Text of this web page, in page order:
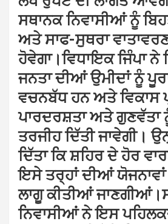
ਸਥਾਨਕ ਨਿਵਾਸੀਆਂ ਨੂੰ
ਅਤੇ ਸਾਫ-ਸੁਥਰਾ
ਹੋਵੇਗਾ।ਵਿਧਾਇਕ ਜਿੰਪਾ ਨੇ
ਜਨਤਾ ਦੀਆਂ ਉਮੀਦਾਂ ਨੂੰ
ਵਚਨਬੱਧ ਹਨ ਅਤੇ ਵਿਕਾਸ
ਪਾਰਦਰਸ਼ਤਾ ਅਤੇ ਗੁਣਵੱਤਾ
ਤਰਜੀਹ ਦਿੱਤੀ ਜਾਵੇਗੀ।
ਦਿੱਤਾ ਕਿ ਸ਼ਹਿਰ ਦੇ ਹੋਰ
ਇਸੇ ਤਰ੍ਹਾਂ ਦੀਆਂ
ਲਾਗੂ ਕੀਤੀਆਂ
ਨਿਵਾਸੀਆਂ ਨੇ ਇਸ